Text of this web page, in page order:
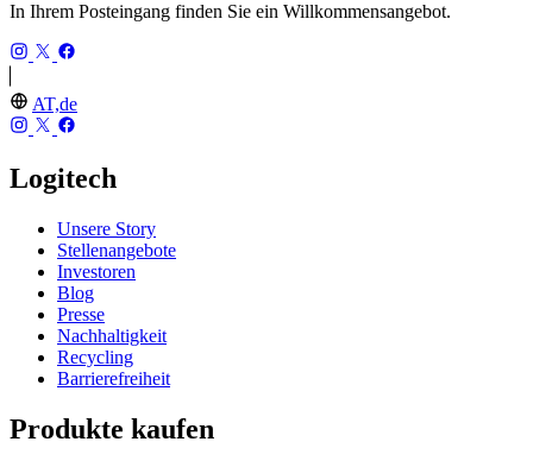
In Ihrem Posteingang finden Sie ein Willkommensangebot.
AT,de
Logitech
Unsere Story
Stellenangebote
Investoren
Blog
Presse
Nachhaltigkeit
Recycling
Barrierefreiheit
Produkte kaufen